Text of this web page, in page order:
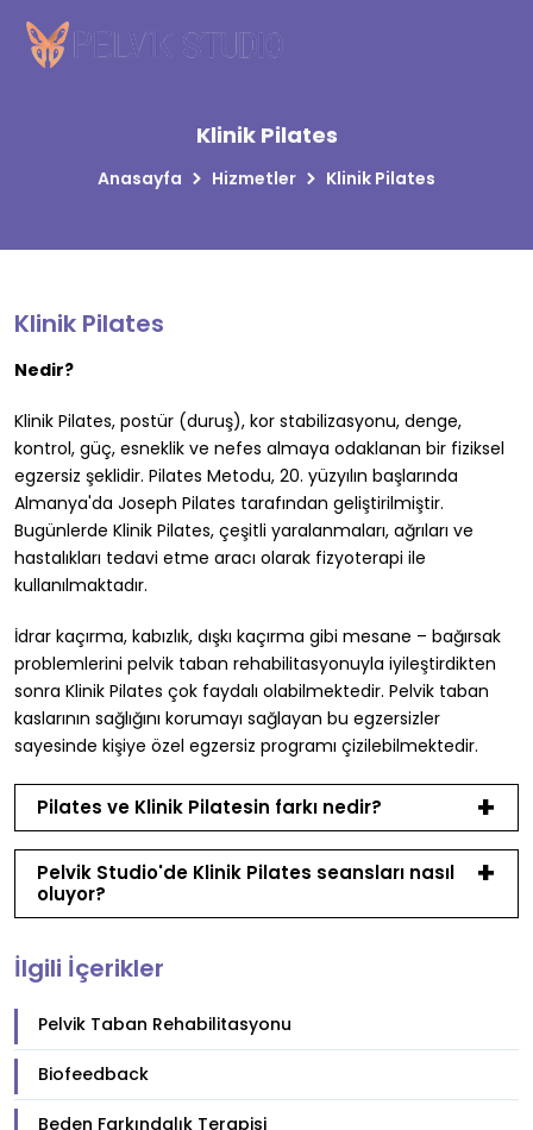
Klinik Pilates
Anasayfa Hizmetler Klinik Pilates
Klinik Pilates
Nedir?
Klinik Pilates, postür (duruş), kor stabilizasyonu, denge,
kontrol, güç, esneklik ve nefes almaya odaklanan bir fiziksel
egzersiz şeklidir. Pilates Metodu, 20. yüzyılın başlarında
Almanya'da Joseph Pilates tarafından geliştirilmiştir.
Bugünlerde Klinik Pilates, çeşitli yaralanmaları, ağrıları ve
hastalıkları tedavi etme aracı olarak fizyoterapi ile
kullanılmaktadır.
İdrar kaçırma, kabızlık, dışkı kaçırma gibi mesane – bağırsak
problemlerini pelvik taban rehabilitasyonuyla iyileştirdikten
sonra Klinik Pilates çok faydalı olabilmektedir. Pelvik taban
kaslarının sağlığını korumayı sağlayan bu egzersizler
sayesinde kişiye özel egzersiz programı çizilebilmektedir.
Pilates ve Klinik Pilatesin farkı nedir?
Pelvik Studio'de Klinik Pilates seansları nasıl
oluyor?
İlgili İçerikler
Pelvik Taban Rehabilitasyonu
Biofeedback
Beden Farkındalık Terapisi